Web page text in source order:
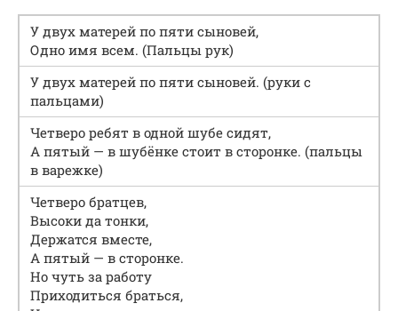
У двух матерей по пяти сыновей,
Одно имя всем. (Пальцы рук)
У двух матерей по пяти сыновей. (руки с
пальцами)
Четверо ребят в одной шубе сидят,
А пятый — в шубёнке стоит в сторонке. (пальцы
в варежке)
Четверо братцев,
Высоки да тонки,
Держатся вместе,
А пятый — в сторонке.
Но чуть за работу
Приходиться браться,